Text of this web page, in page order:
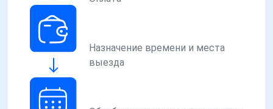
Назначение времени и места
выезда